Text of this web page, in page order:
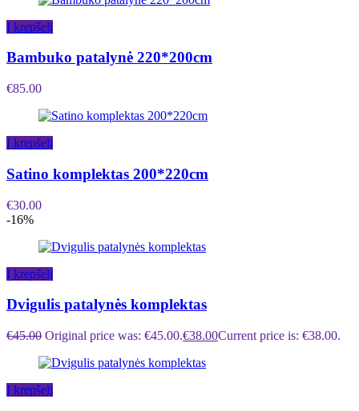
Į krepšelį
Bambuko patalynė 220*200cm
€85.00
Į krepšelį
Satino komplektas 200*220cm
€30.00
-16%
Į krepšelį
Dvigulis patalynės komplektas
€45.00 Original price was: €45.00.€38.00Current price is: €38.00.
Į krepšelį